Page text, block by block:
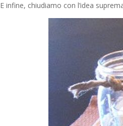
E infine, chiudiamo con l’idea